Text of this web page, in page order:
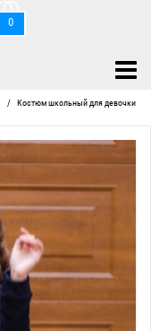
0
/ Костюм школьный для девочки